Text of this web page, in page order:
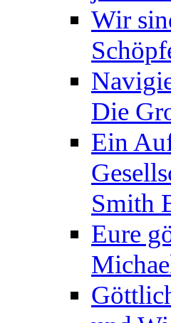
Wir
Die
Ein
Smith
Eure